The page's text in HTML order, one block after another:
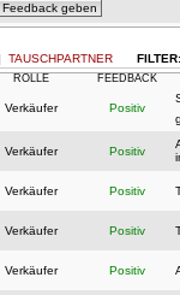
TAUSCHPARTNER
ROLLE FEEDBACK
Verkäufer Positiv
Verkäufer Positiv
Verkäufer Positiv
Verkäufer Positiv
Verkäufer Positiv